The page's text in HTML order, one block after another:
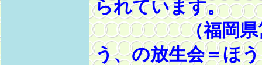
られています。
（福岡県筥崎
う、の放生会＝ほ